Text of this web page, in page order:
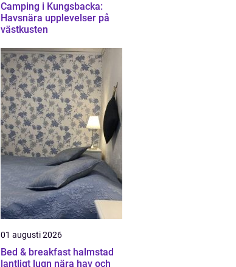
Camping i Kungsbacka:
Havsnära upplevelser på
västkusten
01 augusti 2026
Bed & breakfast halmstad
lantligt lugn nära hav och